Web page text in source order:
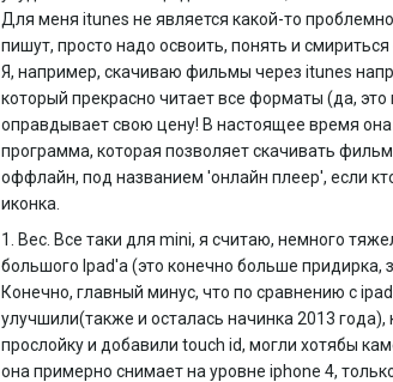
Для меня itunes не является какой-то
пишут, просто надо освоить, понять и
Я, например, скачиваю фильмы через itunes
который прекрасно читает все форматы (да,
оправдывает свою цену! В настоящее время она
программа, которая позволяет скачивать
оффлайн, под названием 'онлайн плеер', если
иконка.
1. Вес. Все таки для mini, я считаю, немного
большого Ipad'a (это конечно больше придирка,
Конечно, главный минус, что по сравнению с
улучшили(также и осталась начинка 2013
прослойку и добавили touch id, могли хотябы
она примерно снимает на уровне iphone 4,